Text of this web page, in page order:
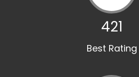
421
Best Rating